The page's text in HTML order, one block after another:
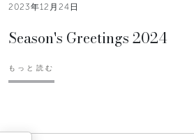
2023年12月24日
Season's Greetings 2024
もっと読む